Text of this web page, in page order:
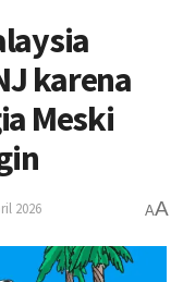
karena
Meski
2026 AA